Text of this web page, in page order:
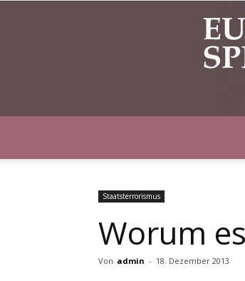
Staatsterrorismus
Worum
Von admin - 18. Dezember 2013